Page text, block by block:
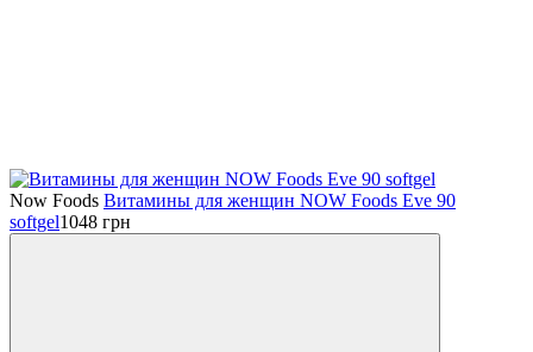
Now Foods Витамины для женщин NOW Foods Eve 90
softgel1048 грн